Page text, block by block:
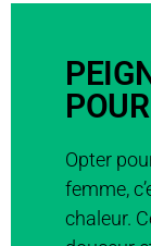
Opter
femme,
chaleur.